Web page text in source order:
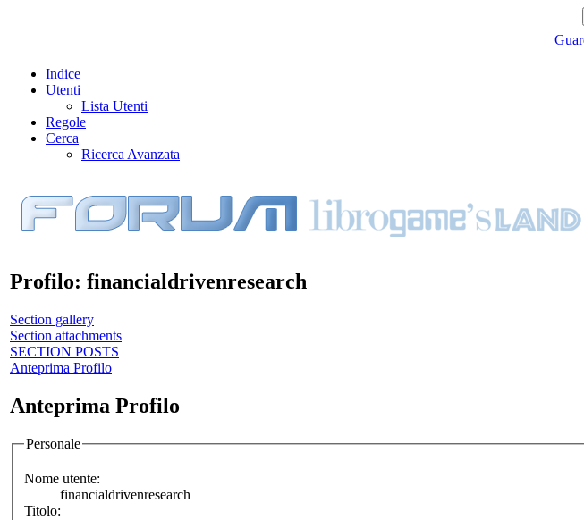
Indice
Utenti
Lista Utenti
Regole
Cerca
Ricerca Avanzata
Profilo: financialdrivenresearch
Section gallery
Section attachments
SECTION POSTS
Anteprima Profilo
Anteprima Profilo
Personale
Nome utente:
financialdrivenresearch
Titolo: